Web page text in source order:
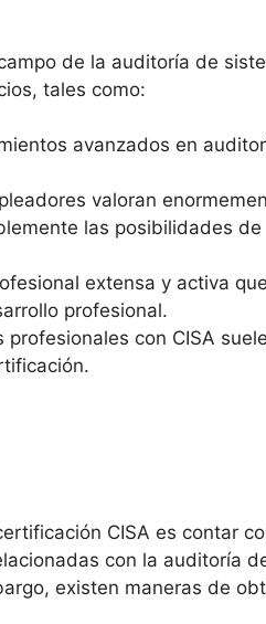
de la auditoría de
tales como:
avanzados en
valoran
las posibilidades de
extensa y activa que
profesional.
con CISA
CISA es contar
con la auditoría
existen maneras de